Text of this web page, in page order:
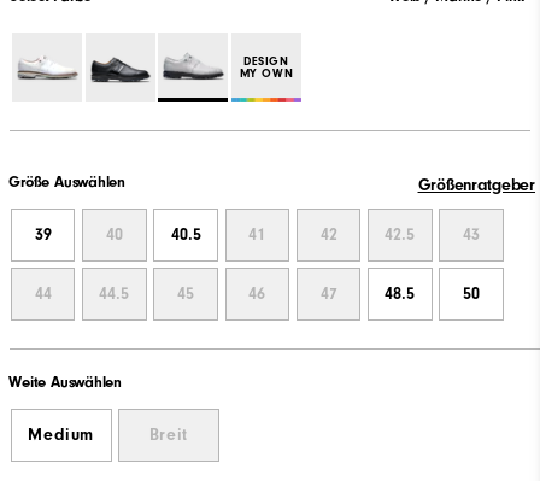
DESIGN
MY OWN
Größe Auswählen Größenratgeber
39 40 40.5 41 42 42.5 43
44 44.5 45 46 47 48.5 50
Weite Auswählen
Medium Breit